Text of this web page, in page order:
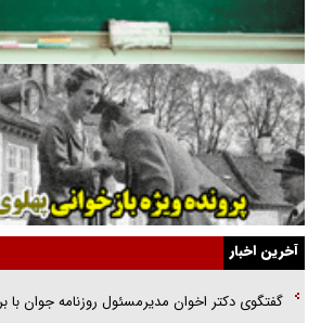
جراحی‌های زیبایی با مدرک فوق‌دیپلم! + گفت‌وگو با متهم
گفت‌وگو با همسر یکی از شهدای جنگ رمضان/ پیکر
انگشت‌های پا شناسایی کردیم
نسلی که آنلاین الگو می‌گیرد
گفت‌وگو با آیت‌الله جاودان/ جفای مخالفان مکانت
ارتقا می‌داد
راننده مست به قانون می‌خندد
همه آقای دوربینی شده‌ایم!
آخرین اخبار
گفتگوی دکتر اخوان مدیرمسئول روزنامه جوان با